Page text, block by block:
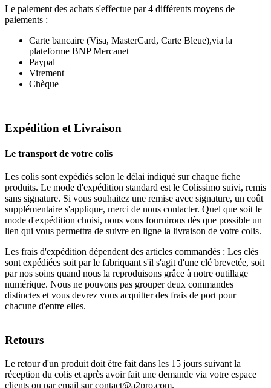
Le paiement des achats s'effectue par 4 différents moyens de
paiements :
Carte bancaire (Visa, MasterCard, Carte Bleue),via la
plateforme BNP Mercanet
Paypal
Virement
Chèque
Expédition et Livraison
Le transport de votre colis
Les colis sont expédiés selon le délai indiqué sur chaque fiche
produits. Le mode d'expédition standard est le Colissimo suivi, remis
sans signature. Si vous souhaitez une remise avec signature, un coût
supplémentaire s'applique, merci de nous contacter. Quel que soit le
mode d'expédition choisi, nous vous fournirons dès que possible un
lien qui vous permettra de suivre en ligne la livraison de votre colis.
Les frais d'expédition dépendent des articles commandés : Les clés
sont expédiées soit par le fabriquant s'il s'agit d'une clé brevetée, soit
par nos soins quand nous la reproduisons grâce à notre outillage
numérique. Nous ne pouvons pas grouper deux commandes
distinctes et vous devrez vous acquitter des frais de port pour
chacune d'entre elles.
Retours
Le retour d'un produit doit être fait dans les 15 jours suivant la
réception du colis et après avoir fait une demande via votre espace
clients ou par email sur contact@a2pro.com.